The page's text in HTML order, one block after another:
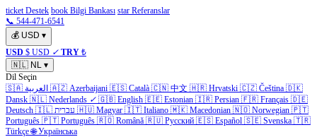
ticket Destek book Bilgi Bankası star Referanslar
📞 544-471-6541
💰 USD ▾
USD $ USD ✓ TRY ₺
🇳🇱 NL ▾
Dil Seçin
🇸🇦 العربية 🇦🇿 Azerbaijani 🇪🇸 Català 🇨🇳 中文 🇭🇷 Hrvatski 🇨🇿 Čeština 🇩🇰
Dansk 🇳🇱 Nederlands ✓ 🇬🇧 English 🇪🇪 Estonian 🇮🇷 Persian 🇫🇷 Français 🇩🇪
Deutsch 🇮🇱 עברית 🇭🇺 Magyar 🇮🇹 Italiano 🇲🇰 Macedonian 🇳🇴 Norwegian 🇵🇹
Português 🇵🇹 Português 🇷🇴 Română 🇷🇺 Русский 🇪🇸 Español 🇸🇪 Svenska 🇹🇷
Türkçe 🌐 Українська